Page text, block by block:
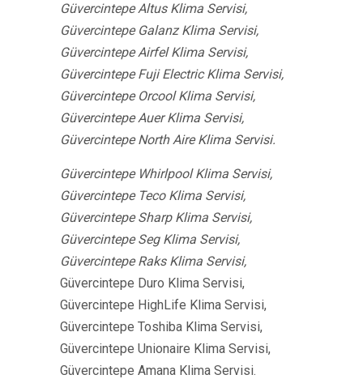
Güvercintepe Altus Klima Servisi,
Güvercintepe Galanz Klima Servisi,
Güvercintepe Airfel Klima Servisi,
Güvercintepe Fuji Electric Klima Servisi,
Güvercintepe Orcool Klima Servisi,
Güvercintepe Auer Klima Servisi,
Güvercintepe North Aire Klima Servisi.
Güvercintepe Whirlpool Klima Servisi,
Güvercintepe Teco Klima Servisi,
Güvercintepe Sharp Klima Servisi,
Güvercintepe Seg Klima Servisi,
Güvercintepe Raks Klima Servisi,
Güvercintepe Duro Klima Servisi,
Güvercintepe HighLife Klima Servisi,
Güvercintepe Toshiba Klima Servisi,
Güvercintepe Unionaire Klima Servisi,
Güvercintepe Amana Klima Servisi.